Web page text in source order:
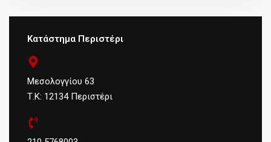
Κατάστημα Περιστέρι
Μεσολογγίου 63
Τ.Κ: 12134 Περιστέρι